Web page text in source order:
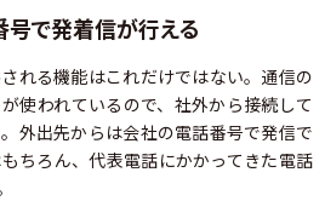
で発着信が行える
れる機能はこれだけではない。通信の
使われているので、社外から接続して
外出先からは会社の電話番号で発信で
ちろん、代表電話にかかってきた電話